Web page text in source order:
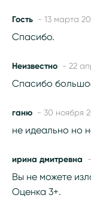
Гость - 13 марта
Спасибо.
Неизвестно - 22
Спасибо
ганю - 30 ноября
не идеально но
ирина дмитревна
Вы не можете
Оценка 3+.